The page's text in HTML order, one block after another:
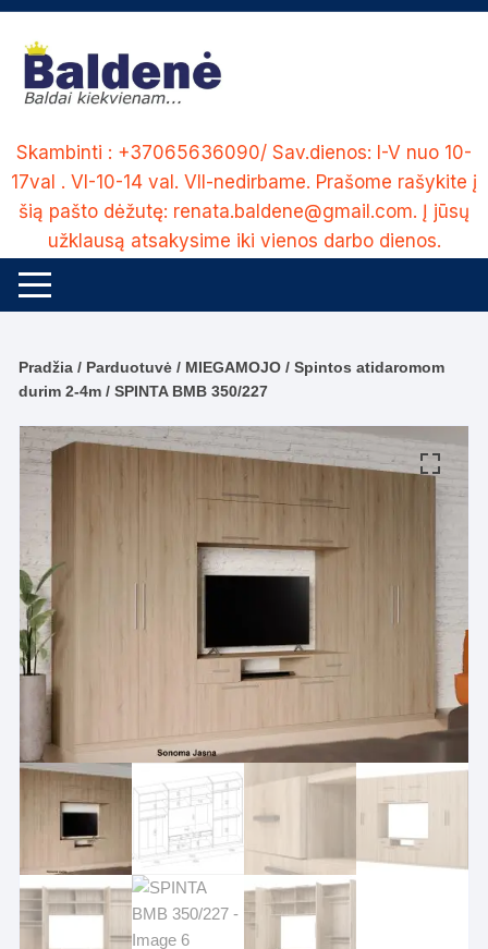
Skip
content
Skambinti : +37065636090/ Sav.dienos: I-V nuo 10-
17val . VI-10-14 val. VII-nedirbame. Prašome rašykite į
šią pašto dėžutę: renata.baldene@gmail.com. Į jūsų
užklausą atsakysime iki vienos darbo dienos.
Pradžia / Parduotuvė / MIEGAMOJO /Spintos atidaromom
durim 2-4m / SPINTA BMB 350/227